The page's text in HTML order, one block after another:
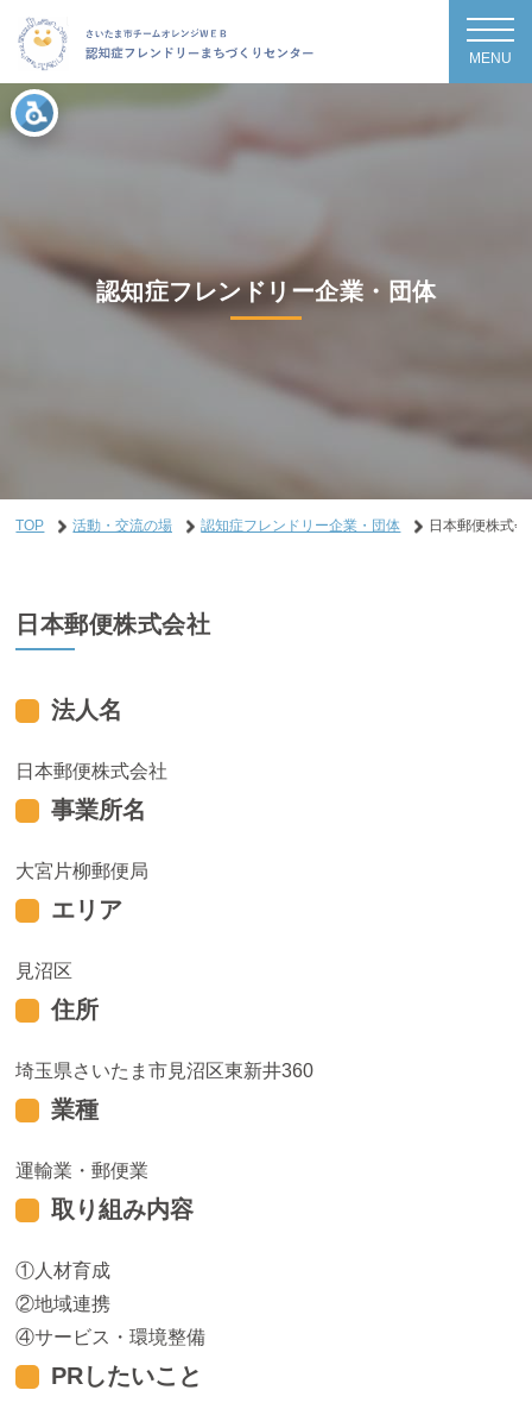
MENU
認知症フレンドリー企業・団体
TOP 活動・交流の場 認知症フレンドリー企業・団体 日本郵便株式会
日本郵便株式会社
法人名
日本郵便株式会社
事業所名
大宮片柳郵便局
エリア
見沼区
住所
埼玉県さいたま市見沼区東新井360
業種
運輸業・郵便業
取り組み内容
人材育成
地域連携
サービス・環境整備
PRしたいこと